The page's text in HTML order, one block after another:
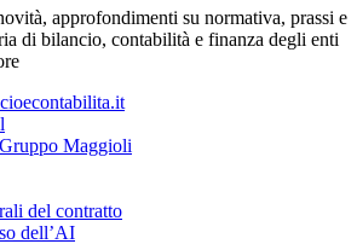
approfondimenti su normativa, prassi e
di bilancio, contabilità e finanza degli enti
Maggioli
del contratto
dell’AI